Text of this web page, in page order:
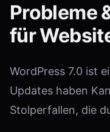
Probleme
für
WordPress 7.0 ist
Updates haben
Stolperfallen, die